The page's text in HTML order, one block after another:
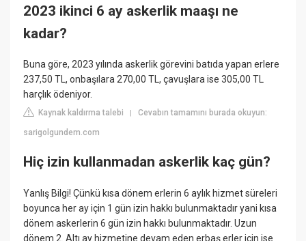
2023 ikinci 6 ay askerlik maaşı ne
kadar?
Buna göre, 2023 yılında askerlik görevini batıda yapan erlere
237,50 TL, onbaşılara 270,00 TL, çavuşlara ise 305,00 TL
harçlık ödeniyor.
Kaynak kaldırma talebi |Cevabın tamamını burada okuyun:
sarigolgundem.com
Hiç izin kullanmadan askerlik kaç gün?
Yanlış Bilgi! Çünkü kısa dönem erlerin 6 aylık hizmet süreleri
boyunca her ay için 1 gün izin hakkı bulunmaktadır yani kısa
dönem askerlerin 6 gün izin hakkı bulunmaktadır. Uzun
dönem 2. Altı ay hizmetine devam eden erbaş erler için ise